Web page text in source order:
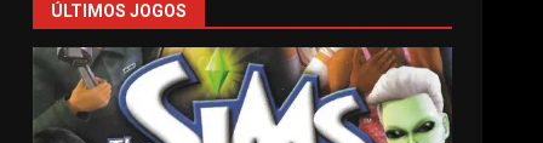
ÚLTIMOS JOGOS